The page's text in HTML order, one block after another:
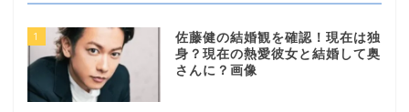
1
佐藤健の結婚観を確認！現在は独
身？現在の熱愛彼女と結婚して奥
さんに？画像